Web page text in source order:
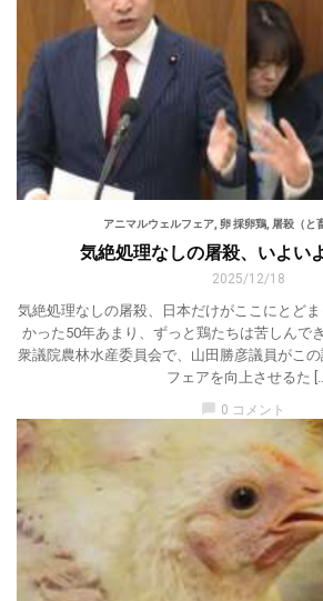
アニマルウェルフェア, 卵 採卵鶏, 屠殺（と
気絶処理なしの屠殺、いよい
2025/12/18
気絶処理なしの屠殺、日本だけがここにとど
かった50年あまり、ずっと鶏たちは苦しんで
衆議院農林水産委員会で、山田勝彦議員がこ
フェアを向上させるた
chat_bubble 0 コメント